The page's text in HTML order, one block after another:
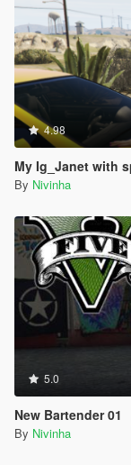
4.98
My Ig_Janet with
By Nivinha
5.0
New Bartender 01
By Nivinha